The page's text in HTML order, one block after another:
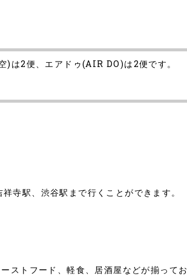
は2便、エアドゥ(AIR DO)は2便です。
寺駅、渋谷駅まで行くことができます。
ストフード、軽食、居酒屋などが揃ってお